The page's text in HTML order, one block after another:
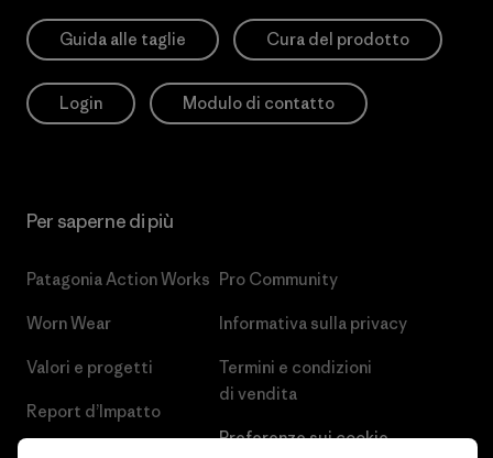
Guida alle taglie Cura del prodotto
Login Modulo di contatto
Per saperne di più
Patagonia Action Works
Worn Wear
Valori e progetti
Report d’Impatto
Pro Community
Informativa sulla privacy
Termini e condizioni
di vendita
Preferenze sui cookie